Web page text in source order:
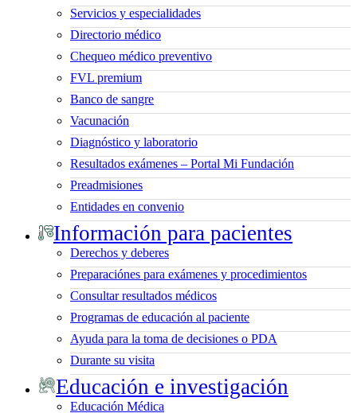
Servicios y especialidades
Directorio médico
Chequeo médico preventivo
FVL premium
Banco de sangre
Vacunación
Diagnóstico y laboratorio
Resultados exámenes – Portal Mi Fundación
Preadmisiones
Entidades en convenio
Información para pacientes
Derechos y deberes
Preparaciónes para exámenes y procedimientos
Consultar resultados médicos
Programas de educación al paciente
Ayuda para la toma de decisiones o PDA
Durante su visita
Educación e investigación
Educación Médica